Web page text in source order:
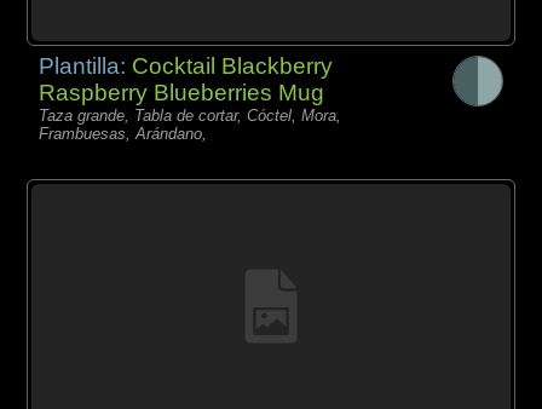
Plantilla: Cocktail Blackberry
Raspberry Blueberries Mug
Taza grande, Tabla de cortar, Cóctel, Mora,
Frambuesas, Arándano,